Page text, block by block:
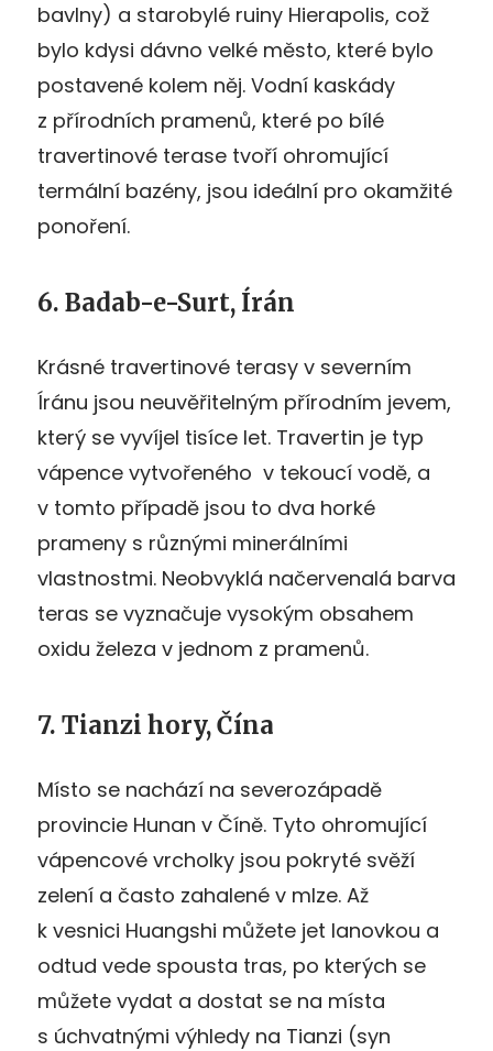
bavlny) a starobylé ruiny Hierapolis, což
bylo kdysi dávno velké město, které bylo
postavené kolem něj. Vodní kaskády
z přírodních pramenů, které po bílé
travertinové terase tvoří ohromující
termální bazény, jsou ideální pro okamžité
ponoření.
6. Badab-e-Surt, Írán
Krásné travertinové terasy v severním
Íránu jsou neuvěřitelným přírodním jevem,
který se vyvíjel tisíce let. Travertin je typ
vápence vytvořeného v tekoucí vodě, a
v tomto případě jsou to dva horké
prameny s různými minerálními
vlastnostmi. Neobvyklá načervenalá barva
teras se vyznačuje vysokým obsahem
oxidu železa v jednom z pramenů.
7. Tianzi hory, Čína
Místo se nachází na severozápadě
provincie Hunan v Číně. Tyto ohromující
vápencové vrcholky jsou pokryté svěží
zelení a často zahalené v mlze. Až
k vesnici Huangshi můžete jet lanovkou a
odtud vede spousta tras, po kterých se
můžete vydat a dostat se na místa
s úchvatnými výhledy na Tianzi (syn